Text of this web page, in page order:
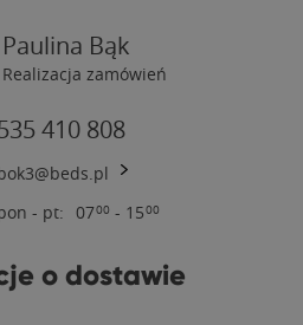
Paulina Bąk
Realizacja zamówień
410 808
- pt: 0700 - 1500
o dostawie